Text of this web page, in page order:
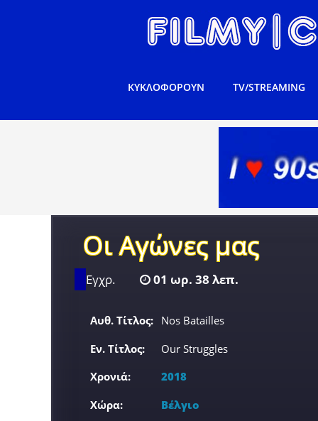
ΚΥΚΛΟΦΟΡΟΥΝ TV/STREAMING
Οι Αγώνες μας
Εγχρ. 01 ωρ. 38 λεπ.
Αυθ. Τίτλος: Nos Batailles
Εν. Τίτλος:
Our Struggles
Χρονιά:
2018
Χώρα:
Βέλγιο